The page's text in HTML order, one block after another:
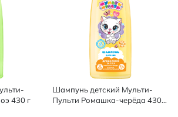
430 г
Шампунь детский Мульти-
Пульти Ромашка-черёда 430